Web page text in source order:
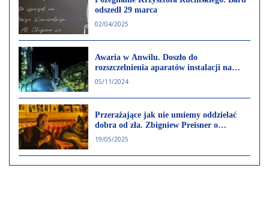
odszedł 29 marca
02/04/2025
Awaria w Anwilu. Doszło do
rozszczelnienia aparatów instalacji na
wydziale chlorku winylu.
05/11/2024
Przerażające jak nie umiemy oddzielać
dobra od zła. Zbigniew Preisner o
polskich wyborach
19/05/2025